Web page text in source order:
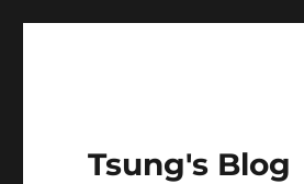
Tsung's Blog